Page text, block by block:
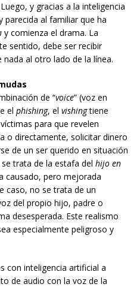
y gracias a la inteligencia
parecida al familiar que ha
y comienza el drama. La
sentido, debe ser recibir
al otro lado de la línea.
de “voice” (voz en
el phishing, el vishingtiene
para que revelen
o directamente, solicitar dinero
de un ser querido en situación
trata de la estafa del hijo en
causado, pero mejorada
caso, no se trata de un
del propio hijo, padre o
desesperada. Este realismo
especialmente peligroso y
con inteligencia artificial a
de audio con la voz de la